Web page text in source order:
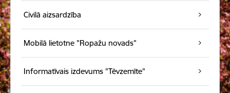
Civilā aizsardzība
Mobilā lietotne "Ropažu novads"
Informatīvais izdevums "Tēvzemīte"